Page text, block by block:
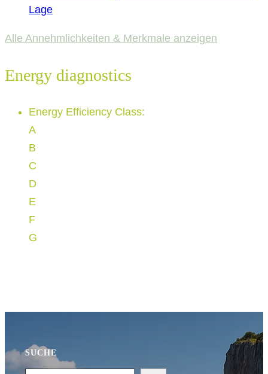
Lage
Alle Annehmlichkeiten & Merkmale anzeigen
Energy diagnostics
Energy Efficiency Class:
A
B
C
D
E
F
G
SUCHE